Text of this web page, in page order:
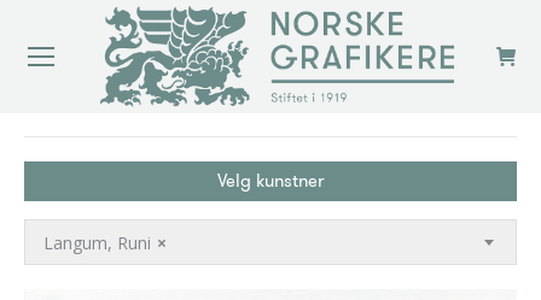
Velg kunstner
×
Langum, Runi